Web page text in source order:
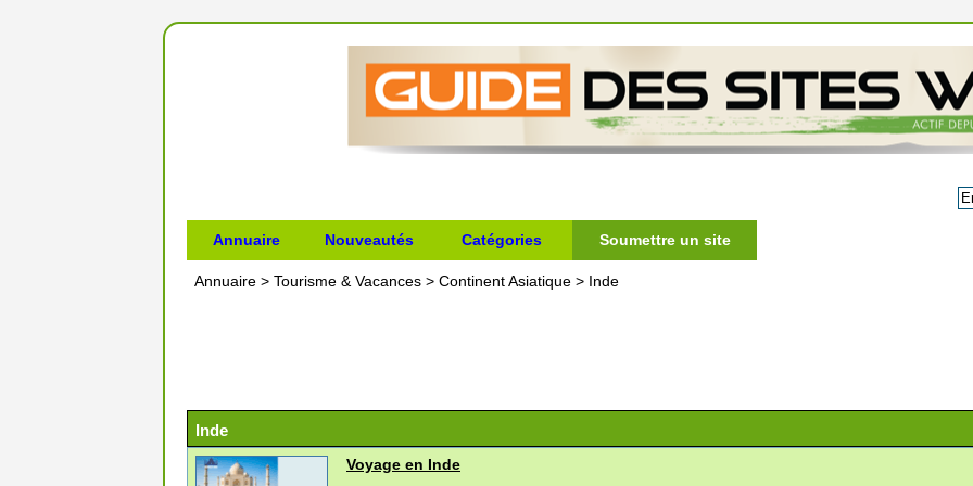
Annuaire Nouveautés Catégories Soumettre un site
Annuaire > Tourisme & Vacances > Continent Asiatique > Inde
Inde
Voyage en Inde